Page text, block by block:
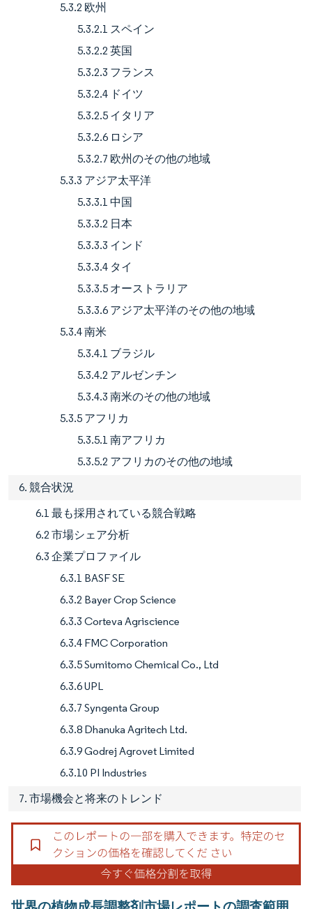
5.3.2 欧州
5.3.2.1 スペイン
5.3.2.2 英国
5.3.2.3 フランス
5.3.2.4 ドイツ
5.3.2.5 イタリア
5.3.2.6 ロシア
5.3.2.7 欧州のその他の地域
5.3.3 アジア太平洋
5.3.3.1 中国
5.3.3.2 日本
5.3.3.3 インド
5.3.3.4 タイ
5.3.3.5 オーストラリア
5.3.3.6 アジア太平洋のその他の地域
5.3.4 南米
5.3.4.1 ブラジル
5.3.4.2 アルゼンチン
5.3.4.3 南米のその他の地域
5.3.5 アフリカ
5.3.5.1 南アフリカ
5.3.5.2 アフリカのその他の地域
6. 競合状況
6.1 最も採用されている競合戦略
6.2 市場シェア分析
6.3 企業プロファイル
6.3.1 BASF SE
6.3.2 Bayer Crop Science
6.3.3 Corteva Agriscience
6.3.4 FMC Corporation
6.3.5 Sumitomo Chemical Co., Ltd
6.3.6 UPL
6.3.7 Syngenta Group
6.3.8 Dhanuka Agritech Ltd.
6.3.9 Godrej Agrovet Limited
6.3.10 PI Industries
7. 市場機会と将来のトレンド